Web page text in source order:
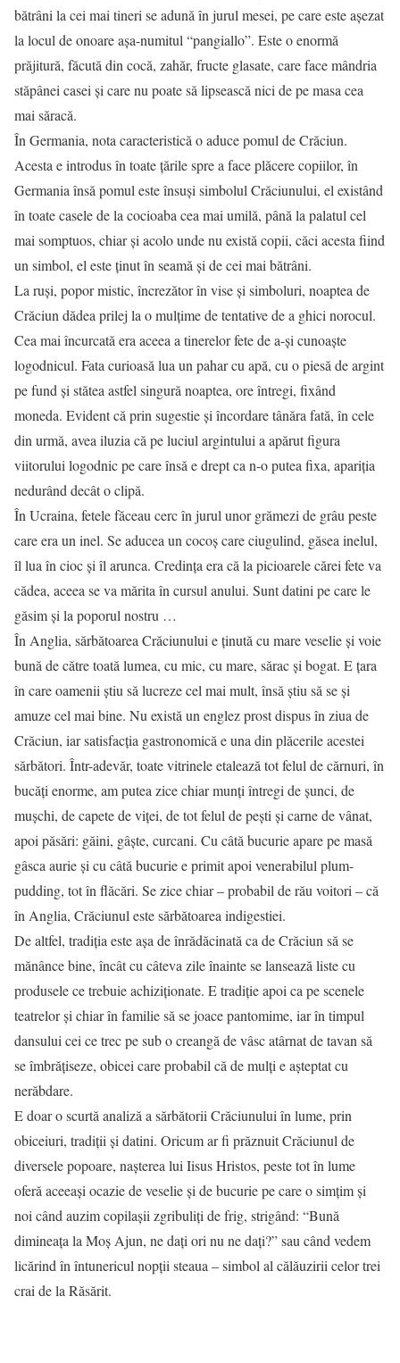
bătrâni la cei mai tineri se adună în jurul mesei, pe care este așezat
la locul de onoare așa-numitul “pangiallo”. Este o enormă
prăjitură, făcută din cocă, zahăr, fructe glasate, care face mândria
stăpânei casei și care nu poate să lipsească nici de pe masa cea
mai săracă.
În Germania, nota caracteristică o aduce pomul de Crăciun.
Acesta e introdus în toate țările spre a face plăcere copiilor, în
Germania însă pomul este însuși simbolul Crăciunului, el existând
în toate casele de la cocioaba cea mai umilă, până la palatul cel
mai somptuos, chiar și acolo unde nu există copii, căci acesta fiind
un simbol, el este ținut în seamă și de cei mai bătrâni.
La ruși, popor mistic, încrezător în vise și simboluri, noaptea de
Crăciun dădea prilej la o mulțime de tentative de a ghici norocul.
Cea mai încurcată era aceea a tinerelor fete de a-și cunoaște
logodnicul. Fata curioasă lua un pahar cu apă, cu o piesă de argint
pe fund și stătea astfel singură noaptea, ore întregi, fixând
moneda. Evident că prin sugestie și încordare tânăra fată, în cele
din urmă, avea iluzia că pe luciul argintului a apărut figura
viitorului logodnic pe care însă e drept ca n-o putea fixa, apariția
nedurând decât o clipă.
În Ucraina, fetele făceau cerc în jurul unor grămezi de grâu peste
care era un inel. Se aducea un cocoș care ciugulind, găsea inelul,
îl lua în cioc și îl arunca. Credința era că la picioarele cărei fete va
cădea, aceea se va mărita în cursul anului. Sunt datini pe care le
găsim și la poporul nostru …
În Anglia, sărbătoarea Crăciunului e ținută cu mare veselie și voie
bună de către toată lumea, cu mic, cu mare, sărac și bogat. E țara
în care oamenii știu să lucreze cel mai mult, însă știu să se și
amuze cel mai bine. Nu există un englez prost dispus în ziua de
Crăciun, iar satisfacția gastronomică e una din plăcerile acestei
sărbători. Într-adevăr, toate vitrinele etalează tot felul de cărnuri, în
bucăți enorme, am putea zice chiar munți întregi de șunci, de
mușchi, de capete de viței, de tot felul de pești și carne de vânat,
apoi păsări: găini, gâște, curcani. Cu câtă bucurie apare pe masă
gâsca aurie și cu câtă bucurie e primit apoi venerabilul plum-
pudding, tot în flăcări. Se zice chiar – probabil de rău voitori – că
în Anglia, Crăciunul este sărbătoarea indigestiei.
De altfel, tradiția este așa de înrădăcinată ca de Crăciun să se
mănânce bine, încât cu câteva zile înainte se lansează liste cu
produsele ce trebuie achiziționate. E tradiție apoi ca pe scenele
teatrelor și chiar în familie să se joace pantomime, iar în timpul
dansului cei ce trec pe sub o creangă de vâsc atârnat de tavan să
se îmbrățiseze, obicei care probabil că de mulți e așteptat cu
nerăbdare.
E doar o scurtă analiză a sărbătorii Crăciunului în lume, prin
obiceiuri, tradiții și datini. Oricum ar fi prăznuit Crăciunul de
diversele popoare, nașterea lui Iisus Hristos, peste tot în lume
oferă aceeași ocazie de veselie și de bucurie pe care o simțim și
noi când auzim copilașii zgribuliți de frig, strigând: “Bună
dimineața la Moș Ajun, ne dați ori nu ne dați?” sau când vedem
licărind în întunericul nopții steaua – simbol al călăuzirii celor trei
crai de la Răsărit.